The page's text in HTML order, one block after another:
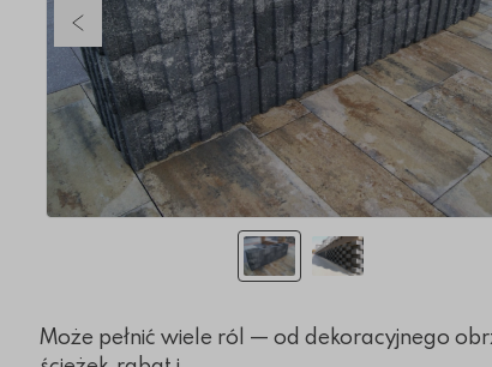
Poprzedni slajd
Może pełnić wiele ról — od dekoracyjnego